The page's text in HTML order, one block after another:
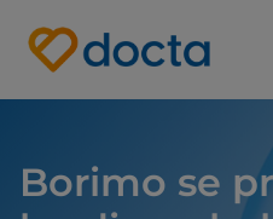
Site Logo
Borimo se